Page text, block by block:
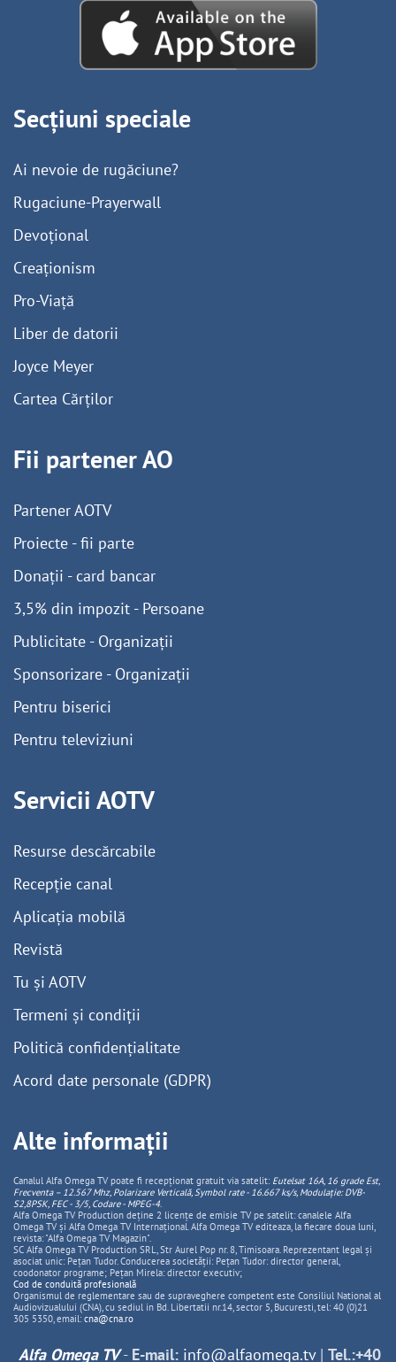
Secțiuni speciale
Ai nevoie de rugăciune?
Rugaciune-Prayerwall
Devoțional
Creaționism
Pro-Viață
Liber de datorii
Joyce Meyer
Cartea Cărților
Fii partener AO
Partener AOTV
Proiecte - fii parte
Donații - card bancar
3,5% din impozit - Persoane
Publicitate - Organizații
Sponsorizare - Organizații
Pentru biserici
Pentru televiziuni
Servicii AOTV
Resurse descărcabile
Recepție canal
Aplicația mobilă
Revistă
Tu și AOTV
Termeni și condiții
Politică confidențialitate
Acord date personale (GDPR)
Alte informații
Canalul Alfa Omega TV poate fi recepționat gratuit via satelit: Eutelsat 16A, 16 grade Est,
Frecventa – 12.567 Mhz, PolarizareVerticală, Symbol rate - 16.667 ks/s, Modulație: DVB-
S2,8PSK, FEC - 3/5, Codare - MPEG-4.
Alfa Omega TV Production deține 2 licențe de emisie TV pe satelit: canalele Alfa
Omega TV și Alfa Omega TV Internațional. Alfa Omega TV editeaza, la fiecare doua luni,
revista: "Alfa Omega TV Magazin".
SC Alfa Omega TV Production SRL, Str Aurel Pop nr. 8, Timisoara. Reprezentant legal și
asociat unic: Pețan Tudor. Conducerea societății: Pețan Tudor: director general,
coodonator programe; Pețan Mirela: director executiv;
Cod de conduită profesională
Organismul de reglementare sau de supraveghere competent este Consiliul National al
Audiovizualului (CNA), cu sediul in Bd. Libertatii nr.14, sector 5, Bucuresti, tel: 40 (0)21
305 5350, email: cna@cna.ro
Alfa Omega TV- E-mail: info@alfaomega.tv| Tel.:+40